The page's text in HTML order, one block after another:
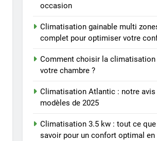
occasion
Climatisation gainable multi
complet pour optimiser votre
Comment choisir la climatisation
votre chambre ?
Climatisation Atlantic : notre avis
modèles de 2025
Climatisation 3.5 kw : tout ce que
savoir pour un confort optimal en